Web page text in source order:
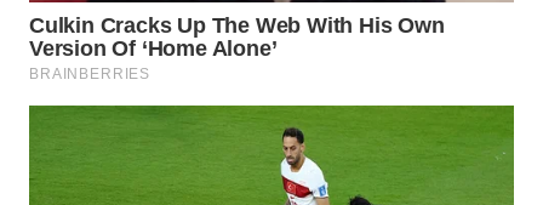
WN
TAPANULI
SELATAN
TANJUNG
LESUNG